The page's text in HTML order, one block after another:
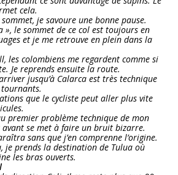
cela.
je savoure une bonne pause.
», le sommet de ce col est toujours en
et je me retrouve en plein dans la
les colombiens me regardent comme si
Je reprends ensuite la route.
jusqu’à Calarca est très technique
tournants.
que le cycliste peut aller plus vite
premier problème technique de mon
se met à faire un bruit bizarre.
sans que j’en comprenne l’origine.
je prends la destination de Tulua où
les bras ouverts.